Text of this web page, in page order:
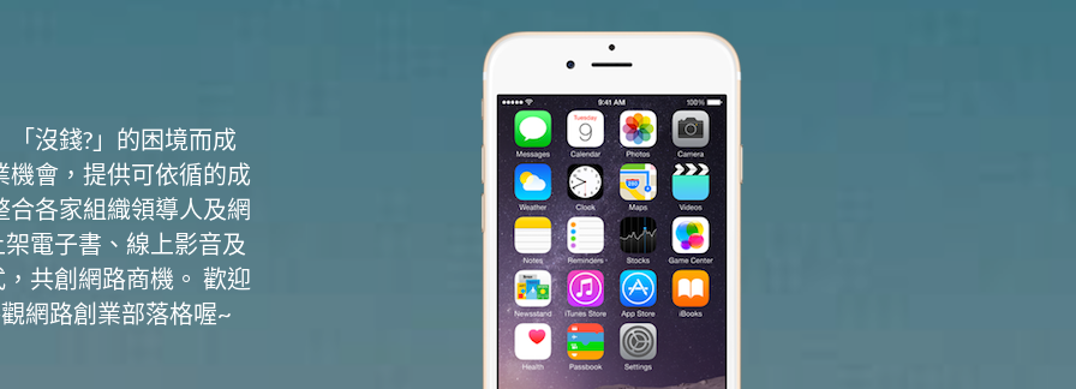
「沒錢?」的困境而成
機會，提供可依循的成
合各家組織領導人及網
電子書、線上影音及
共創網路商機。 歡迎
網路創業部落格喔~